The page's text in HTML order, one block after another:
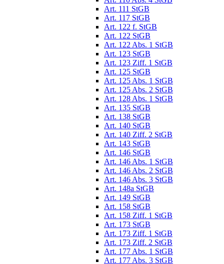
Art. 111 StGB
Art. 117 StGB
Art. 122 f. StGB
Art. 122 StGB
Art. 122 Abs. 1 StGB
Art. 123 StGB
Art. 123 Ziff. 1 StGB
Art. 125 StGB
Art. 125 Abs. 1 StGB
Art. 125 Abs. 2 StGB
Art. 128 Abs. 1 StGB
Art. 135 StGB
Art. 138 StGB
Art. 140 StGB
Art. 140 Ziff. 2 StGB
Art. 143 StGB
Art. 146 StGB
Art. 146 Abs. 1 StGB
Art. 146 Abs. 2 StGB
Art. 146 Abs. 3 StGB
Art. 148a StGB
Art. 149 StGB
Art. 158 StGB
Art. 158 Ziff. 1 StGB
Art. 173 StGB
Art. 173 Ziff. 1 StGB
Art. 173 Ziff. 2 StGB
Art. 177 Abs. 1 StGB
Art. 177 Abs. 3 StGB